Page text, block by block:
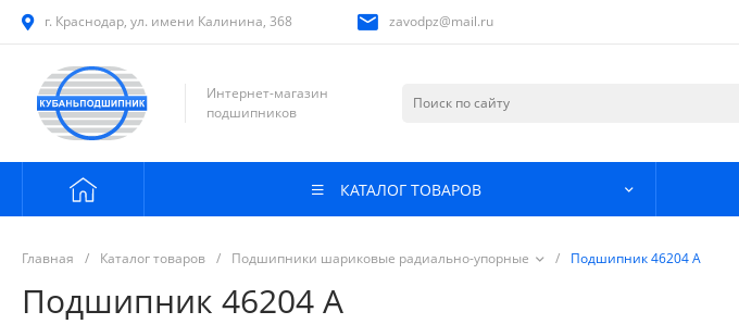
г. Краснодар, ул. имени Калинина, 368 zavodpz@mail.ru
Интернет-магазин
подшипников
КАТАЛОГ ТОВАРОВ
Главная / Каталог товаров / Подшипники шариковые радиально-упорные / Подшипник 46204 А
Подшипник 46204 А